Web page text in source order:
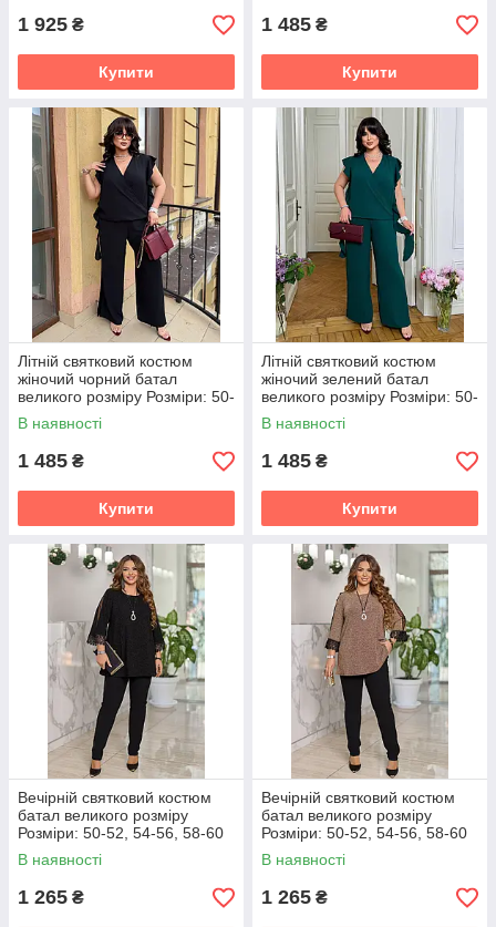
1 925 ₴
Купити
1 485 ₴
Купити
Літній святковий костюм
жіночий чорний батал
великого розміру Розміри: 50-
52, 54-56, 58-60, 62-64
В наявності
1 485 ₴
Купити
Літній святковий костюм
жіночий зелений батал
великого розміру Розміри: 50-
52, 54-56, 58-60, 62-64
В наявності
1 485 ₴
Купити
Вечірній святковий костюм
батал великого розміру
Розміри: 50-52, 54-56, 58-60
В наявності
1 265 ₴
Вечірній святковий костюм
батал великого розміру
Розміри: 50-52, 54-56, 58-60
В наявності
1 265 ₴